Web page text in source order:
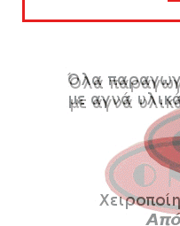
Πανιώνια
Θλίψη για
Ξεκινά η